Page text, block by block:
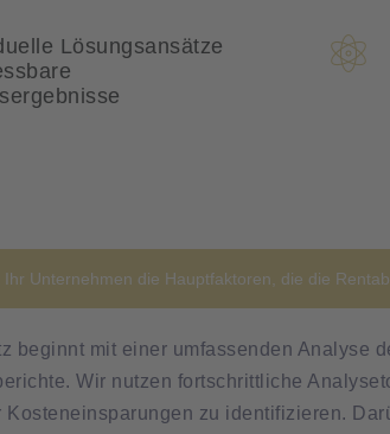
Lösungsansätze
Unternehmen die Hauptfaktoren, die die
beginnt mit einer umfassenden Analyse
Wir nutzen fortschrittliche
Kosteneinsparungen zu identifizieren.